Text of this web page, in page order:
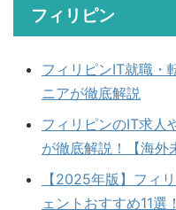
フィリピン
フィリピンIT就職・
ニアが徹底解説
フィリピンのIT求人
が徹底解説！【海外
【2025年版】フィ
ェントおすすめ11選！